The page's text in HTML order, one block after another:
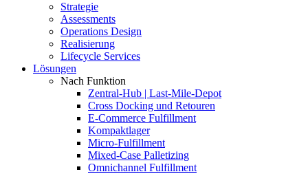
Strategie
Assessments
Operations Design
Realisierung
Lifecycle Services
Lösungen
Nach Funktion
Zentral-Hub | Last-Mile-Depot
Cross Docking und Retouren
E-Commerce Fulfillment
Kompaktlager
Micro-Fulfillment
Mixed-Case Palletizing
Omnichannel Fulfillment